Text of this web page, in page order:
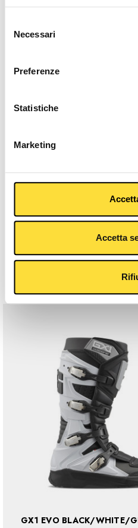
delNecessari
Preferenze
Statistiche
Marketing
Accetta
Other Colors
Description
Related Products
GX1 EVO BLACK/WHITE/